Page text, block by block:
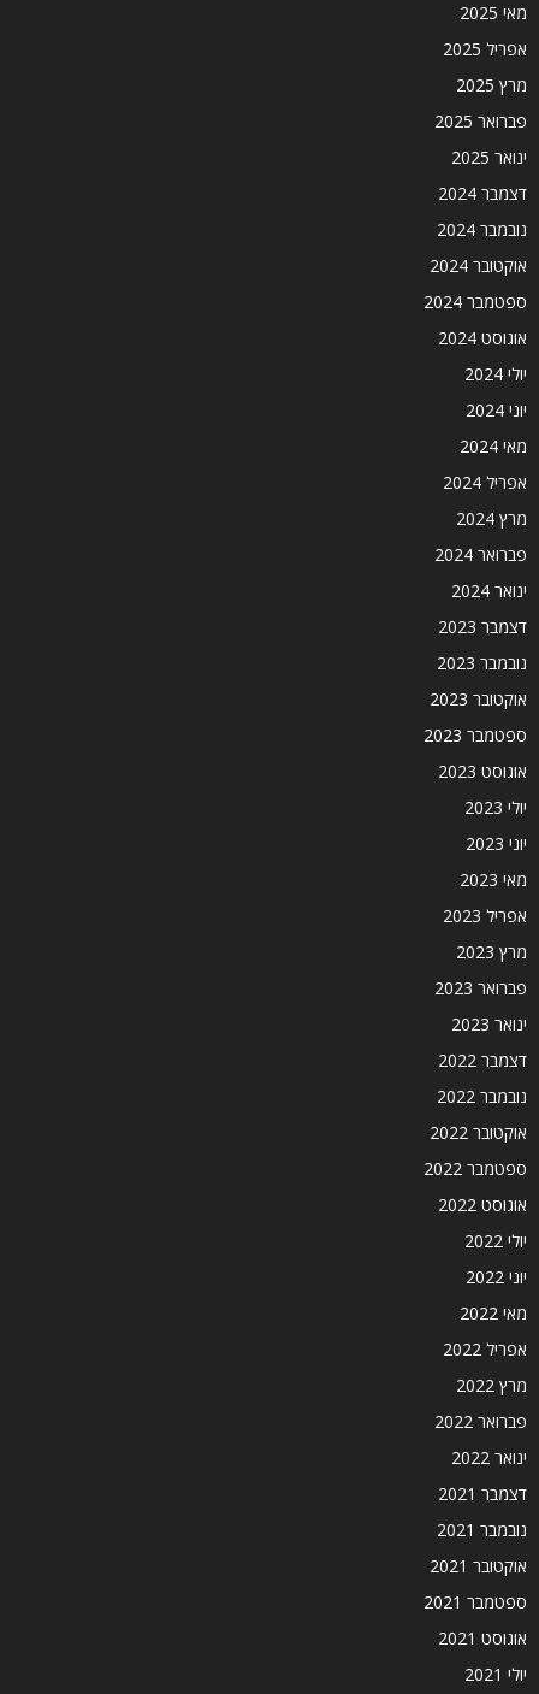
מאי 2025
אפריל 2025
מרץ 2025
פברואר 2025
ינואר 2025
דצמבר 2024
נובמבר 2024
אוקטובר 2024
ספטמבר 2024
אוגוסט 2024
יולי 2024
יוני 2024
מאי 2024
אפריל 2024
מרץ 2024
פברואר 2024
ינואר 2024
דצמבר 2023
נובמבר 2023
אוקטובר 2023
ספטמבר 2023
אוגוסט 2023
יולי 2023
יוני 2023
מאי 2023
אפריל 2023
מרץ 2023
פברואר 2023
ינואר 2023
דצמבר 2022
נובמבר 2022
אוקטובר 2022
ספטמבר 2022
אוגוסט 2022
יולי 2022
יוני 2022
מאי 2022
אפריל 2022
מרץ 2022
פברואר 2022
ינואר 2022
דצמבר 2021
נובמבר 2021
אוקטובר 2021
ספטמבר 2021
אוגוסט 2021
יולי 2021